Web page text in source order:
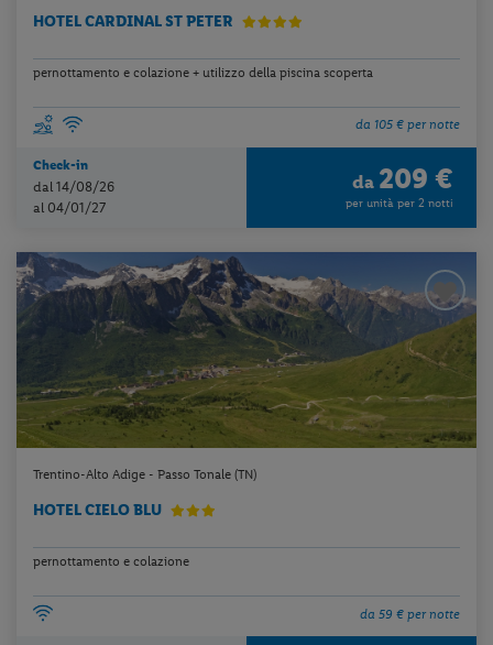
HOTEL CARDINAL ST PETER
pernottamento e colazione + utilizzo della piscina scoperta
da 105 € per notte
Check-in
dal 14/08/26
al 04/01/27
da 209 €
per unità per 2 notti
Trentino-Alto Adige - Passo Tonale (TN)
HOTEL CIELO BLU
pernottamento e colazione
da 59 € per notte